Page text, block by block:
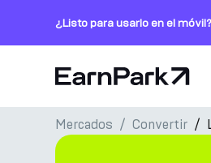
¿Listo para usarlo en el móvil?
Página de inicio
Productos
Mercados Convertir